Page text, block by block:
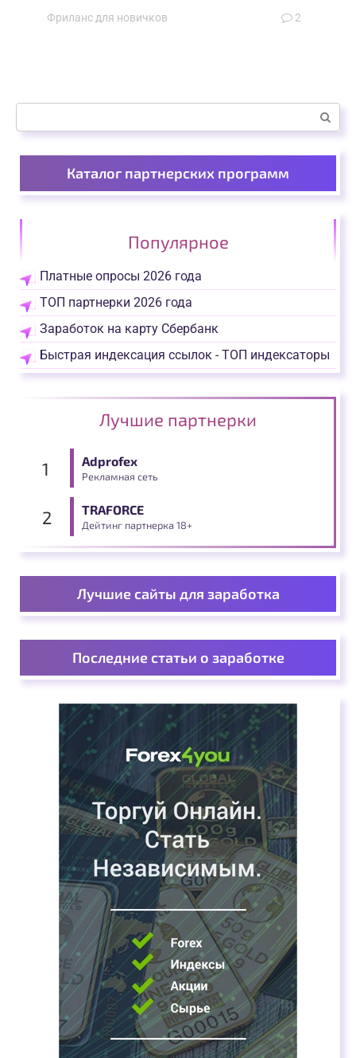
Фриланс для новичков 2
Каталог партнерских программ
Популярное
Платные опросы 2026 года
ТОП партнерки 2026 года
Заработок на карту Сбербанк
Быстрая индексация ссылок - ТОП индексаторы
Лучшие партнерки
Adprofex
Рекламная сеть
TRAFORCE
Дейтинг партнерка 18+
Лучшие сайты для заработка
Последние статьи о заработке